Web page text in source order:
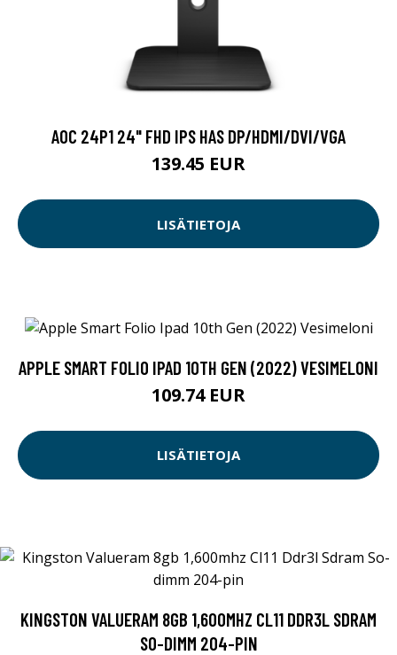
AOC 24P1 24" FHD IPS HAS DP/HDMI/DVI/VGA
139.45 EUR
LISÄTIETOJA
APPLE SMART FOLIO IPAD 10TH GEN (2022) VESIMELONI
109.74 EUR
LISÄTIETOJA
KINGSTON VALUERAM 8GB 1,600MHZ CL11 DDR3L SDRAM
SO-DIMM 204-PIN